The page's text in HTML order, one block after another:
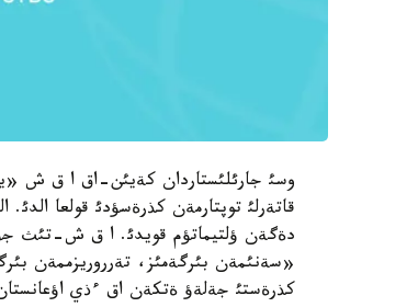
وسئ جارئلئستاردان كةيئن-اق ا ق ش
قاتةرلئ توپتارمةن كذرةسؤدئ قولعا
دةگةن ؤلتيماتؤم قويدئ. ا ق ش-تئث
«سةنئمةن بئرگةمئز، تةرروريزممةن
كذرةستئ جةلةؤ ةتكةن اق ءذي